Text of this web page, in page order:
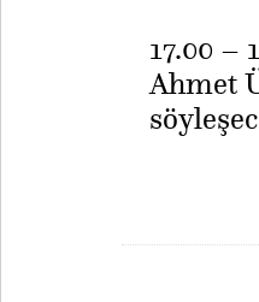
17.00 –
​Ahmet